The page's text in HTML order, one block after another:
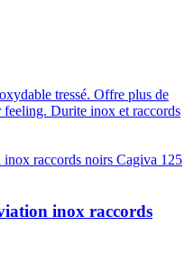
tressé. Offre plus de
Durite inox et raccords
inox raccords